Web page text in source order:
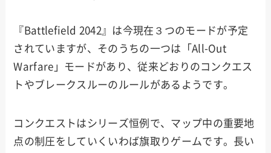
『Battlefield 2042』は今現在３つのモードが予定
されていますが、そのうちの一つは「All-Out
Warfare」モードがあり、従来どおりのコンクエス
トやブレークスルーのルールがあるようです。
コンクエストはシリーズ恒例で、マップ中の重要地
点の制圧をしていくいわば旗取りゲームです。長い